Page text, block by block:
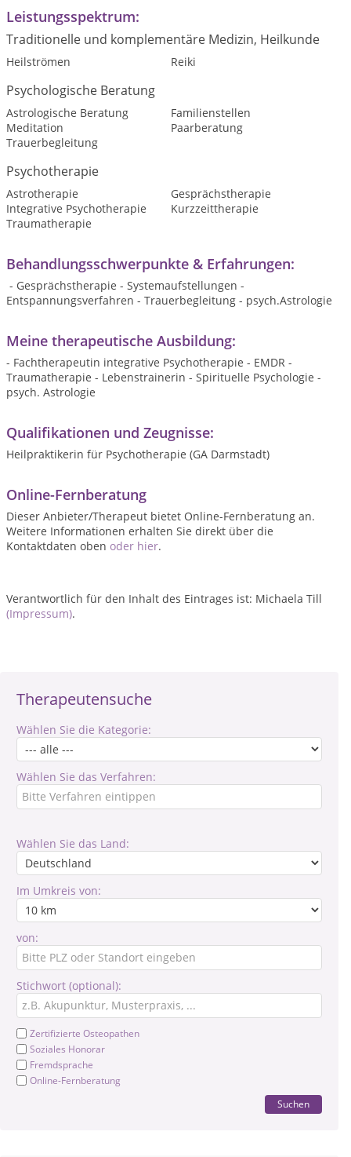
Therapeutensuche
Wählen Sie die Kategorie:
Wählen Sie das Verfahren:
Wählen Sie das Land:
Im Umkreis von:
von:
Stichwort (optional):
Zertifizierte Osteopathen
Soziales Honorar
Fremdsprache
Online-Fernberatung
Suchen
Leistungsspektrum:
Traditionelle und komplementäre Medizin, Heilkunde
Heilströmen Reiki
Psychologische Beratung
Astrologische Beratung
Familienstellen
Meditation
Paarberatung
Trauerbegleitung
Psychotherapie
Astrotherapie
Gesprächstherapie
Integrative Psychotherapie
Kurzzeittherapie
Traumatherapie
Behandlungsschwerpunkte & Erfahrungen:
- Gesprächstherapie - Systemaufstellungen -
Entspannungsverfahren - Trauerbegleitung - psych.Astrologie
Meine therapeutische Ausbildung:
- Fachtherapeutin integrative Psychotherapie - EMDR -
Traumatherapie - Lebenstrainerin - Spirituelle Psychologie -
psych. Astrologie
Qualifikationen und Zeugnisse:
Heilpraktikerin für Psychotherapie (GA Darmstadt)
Online-Fernberatung
Dieser Anbieter/Therapeut bietet Online-Fernberatung an.
Weitere Informationen erhalten Sie direkt über die
Kontaktdaten oben oder hier.
Verantwortlich für den Inhalt des Eintrages ist: Michaela Till
(Impressum).